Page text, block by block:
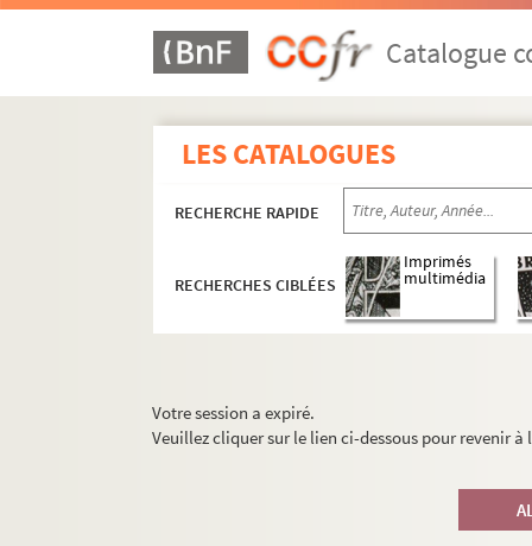
Catalogue
LES CATALOGUES
RECHERCHE RAPIDE
RECHERCHES CIBLÉES
Imprimés
multimédia
Votre session a expiré.
Veuillez cliquer sur le lien ci-dessous pour revenir